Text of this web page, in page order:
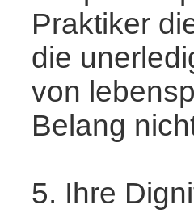
Praktiker
die
von
Belang
5. Ihre